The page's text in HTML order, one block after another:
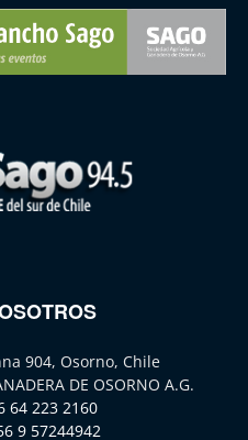
904, Osorno, Chile
DE OSORNO A.G.
64 223 2160
9 57244942